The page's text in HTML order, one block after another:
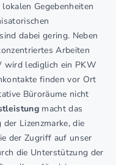
Gegebenheiten
dabei gering. Neben
Arbeiten
wird lediglich ein PKW
finden vor Ort
Büroräume nicht
macht das
Lizenzmarke, die
der Zugriff auf unser
die Unterstützung der